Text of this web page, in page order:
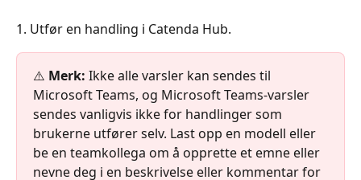
1. Utfør en handling i Catenda Hub.
⚠️ Merk: Ikke alle varsler kan sendes til
Microsoft Teams, og Microsoft Teams-varsler
sendes vanligvis ikke for handlinger som
brukerne utfører selv. Last opp en modell eller
be en teamkollega om å opprette et emne eller
nevne deg i en beskrivelse eller kommentar for